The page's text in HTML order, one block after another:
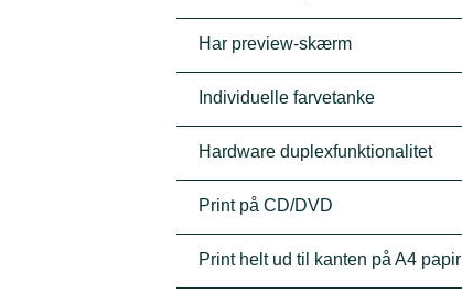
Har preview-skærm
Individuelle farvetanke
Hardware duplexfunktionalitet
Print på CD/DVD
Print helt ud til kanten på A4 papir